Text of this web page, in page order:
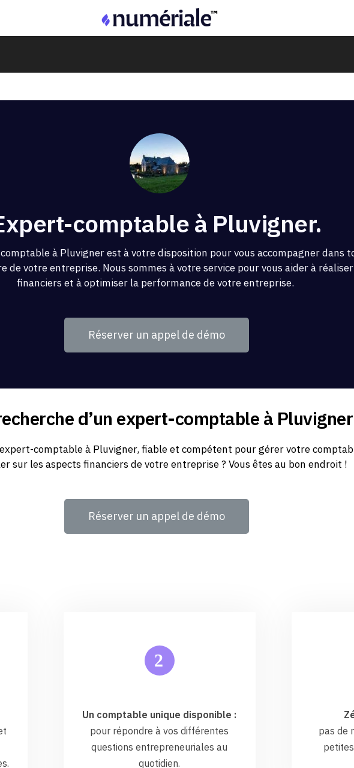
comptable à Pluvigner.
à Pluvigner est à votre disposition pour vous accompagner dans
de votre entreprise. Nous sommes à votre service pour vous aider à
financiers et à optimiser la performance de votre entreprise.
Réserver un appel de démo
d’un expert-comptable à Pluvigner
comptable à Pluvigner, fiable et compétent pour gérer votre
sur les aspects financiers de votre entreprise ? Vous êtes au bon endroit !
Réserver un appel de démo
2
Un comptable unique disponible :
pour répondre à vos différentes
questions entrepreneuriales au
quotidien.
pas de